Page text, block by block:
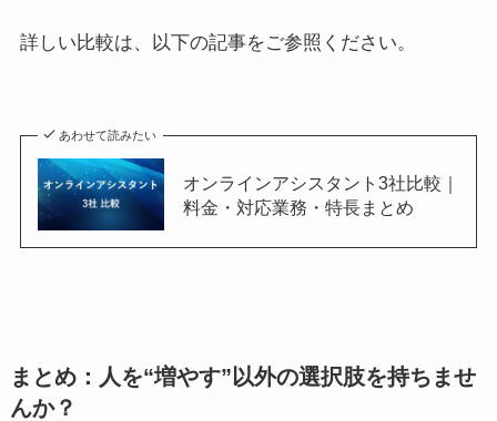
詳しい比較は、以下の記事をご参照ください。
あわせて読みたい
オンラインアシスタント3社比較｜
料金・対応業務・特長まとめ
まとめ：人を“増やす”以外の選択肢を持ちませ
んか？